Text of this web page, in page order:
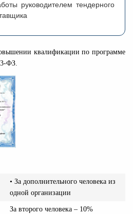
руководителем тендерного
квалификации по программе
ФЗ.
• За дополнительного человека из
одной организации
За второго человека – 10%